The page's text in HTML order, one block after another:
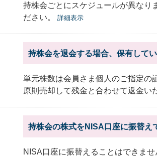
持株会ごとにスケジュールが異なり
ださい。
詳細表示
持株会を退会する場合、保有して
単元株数は会員さま個人のご指定の
原則売却して残金と合わせて返金い
持株会の株式をNISA口座に振替え
NISA口座に振替えることはできませ